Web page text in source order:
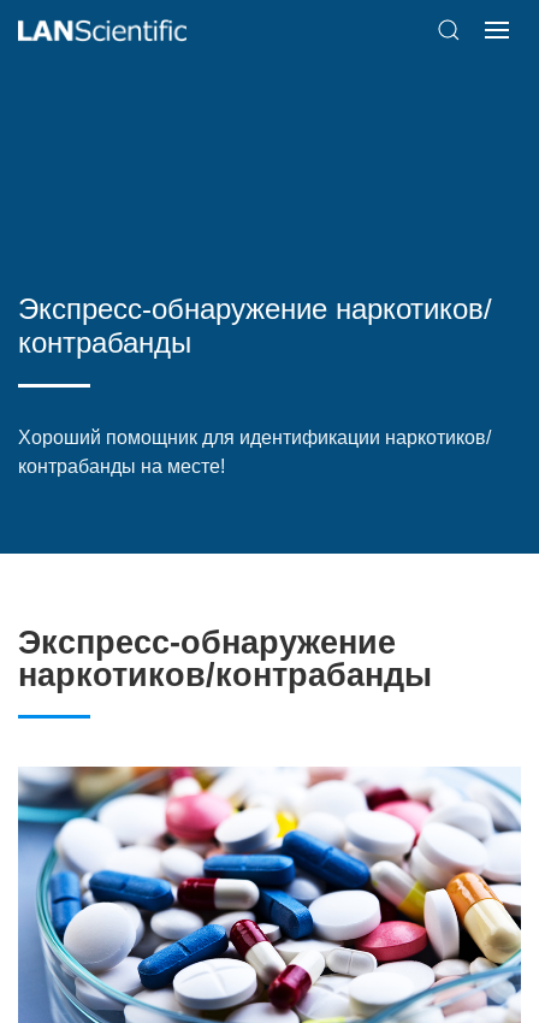
Экспресс-обнаружение наркотиков/
контрабанды
Хороший помощник для идентификации наркотиков/
контрабанды на месте!
Экспресс-обнаружение
наркотиков/контрабанды